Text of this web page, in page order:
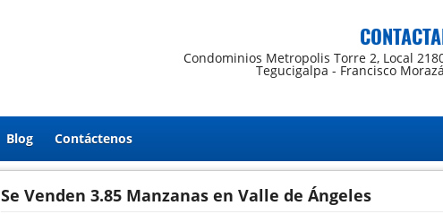
Condominios Metropolis Torre 2, Local
Tegucigalpa - Francisco
Blog Contáctenos
Se Venden 3.85 Manzanas en Valle de Ángeles